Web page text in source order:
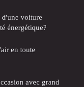
voiture
énergétique?
en toute
avec grand